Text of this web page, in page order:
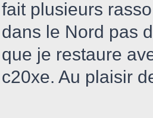
fait plusieurs
dans le Nord pas
que je restaure
c20xe. Au plaisir